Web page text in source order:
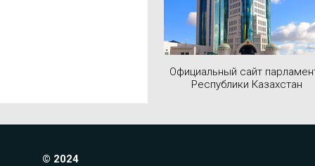
Официальный сайт
Республики Казахстан
© 2024